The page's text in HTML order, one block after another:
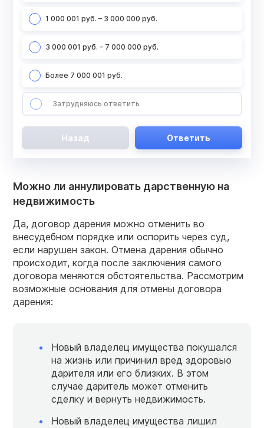
1 000 001 руб. – 3 000 000 руб.
3 000 001 руб. – 7 000 000 руб.
Более 7 000 001 руб.
Затрудняюсь ответить
Назад Ответить
Можно ли аннулировать дарственную на
недвижимость
Да, договор дарения можно отменить во
внесудебном порядке или оспорить через суд,
если нарушен закон. Отмена дарения обычно
происходит, когда после заключения самого
договора меняются обстоятельства. Рассмотрим
возможные основания для отмены договора
дарения:
Новый владелец имущества покушался
на жизнь или причинил вред здоровью
дарителя или его близких. В этом
случае даритель может отменить
сделку и вернуть недвижимость.
Новый владелец имущества лишил